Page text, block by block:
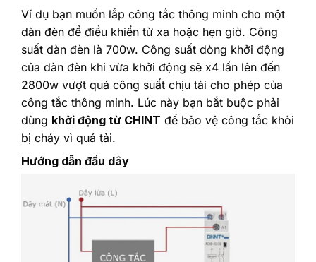
Ví dụ bạn muốn lắp công tắc thông minh cho một
dàn đèn để điều khiển từ xa hoặc hẹn giờ. Công
suất dàn đèn là 700w. Công suất dòng khởi động
của dàn đèn khi vừa khởi động sẽ x4 lần lên đến
2800w vượt quá công suất chịu tải cho phép của
công tắc thông minh. Lúc này bạn bắt buộc phải
dùng khởi động từ CHINT để bảo vệ công tắc khỏi
bị cháy vì quá tải.
Hướng dẫn đấu dây